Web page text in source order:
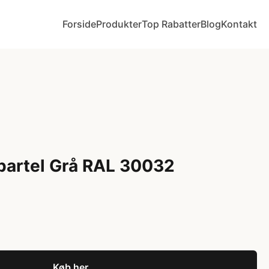
ForsideProdukterTop RabatterBlogKontakt
Grå RAL 30032